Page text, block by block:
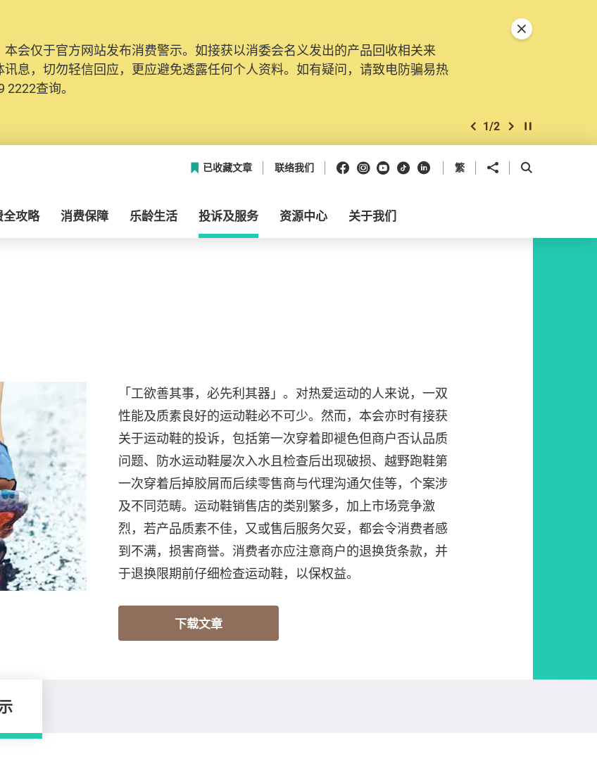
会仅于官方网站发布消费警示。如接获以消委会名义发出的产品回收相关来
息，切勿轻信回应，更应避免透露任何个人资料。如有疑问，请致电防骗易热
查询。
上一个
1/2 下一个开始/暂停幻灯
关闭特別通告
已收藏文章 联络我们 Facebook
Instagram
Youtube
抖音领英 繁 分享到 开启搜寻框
全攻略 消费保障 乐龄生活 投诉及服务 资源中心 关于我们
「工欲善其事，必先利其器」。对热爱运动的人来说，一双
性能及质素良好的运动鞋必不可少。然而，本会亦时有接获
关于运动鞋的投诉，包括第一次穿着即褪色但商户否认品质
问题、防水运动鞋屡次入水且检查后出现破损、越野跑鞋第
一次穿着后掉胶屑而后续零售商与代理沟通欠佳等，个案涉
及不同范畴。运动鞋销售店的类别繁多，加上市场竞争激
烈，若产品质素不佳，又或售后服务欠妥，都会令消费者感
到不满，损害商誉。消费者亦应注意商户的退换货条款，并
于退换限期前仔细检查运动鞋，以保权益。
下载文章